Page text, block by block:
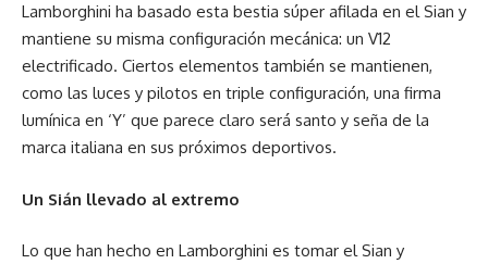
Lamborghini ha basado esta bestia súper afilada en el Sian y
mantiene su misma configuración mecánica: un V12
electrificado. Ciertos elementos también se mantienen,
como las luces y pilotos en triple configuración, una firma
lumínica en ‘Y’ que parece claro será santo y seña de la
marca italiana en sus próximos deportivos.
Un Sián llevado al extremo
Lo que han hecho en Lamborghini es tomar el Sian y